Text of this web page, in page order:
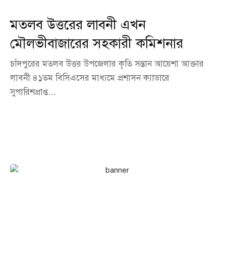
মতলব উত্তরের লাবনী এখন
মৌলভীবাজারের সহকারী কমিশনার
চাঁদপুরের মতলব উত্তর উপজেলার কৃতি সন্তান আয়েশা আক্তার
লাবনী ৪১তম বিসিএসের মাধ্যমে প্রশাসন ক্যাডারে
সুপারিশপ্রাপ্ত…